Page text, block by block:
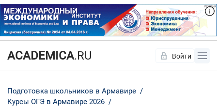
ACADEMICA.RU Войти
Подготовка школьников в Армавире
Курсы ОГЭ в Армавире 2026
Да Нет